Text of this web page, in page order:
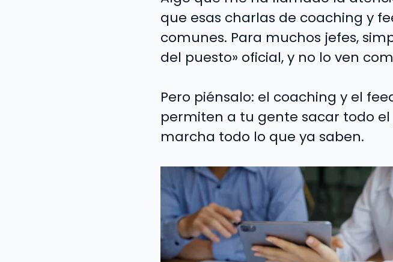
que esas charlas de coaching y
comunes. Para muchos jefes,
del puesto» oficial, y no lo ven
Pero piénsalo: el coaching y el
permiten a tu gente sacar todo
marcha todo lo que ya saben.